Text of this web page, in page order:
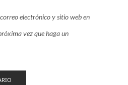
electrónico y sitio web en
vez que haga un